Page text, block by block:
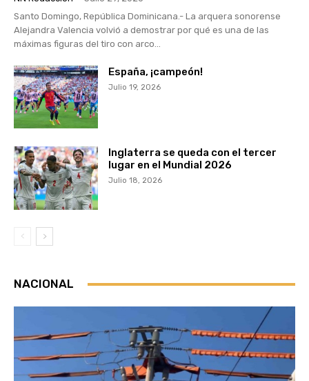
Santo Domingo, República Dominicana.- La arquera sonorense
Alejandra Valencia volvió a demostrar por qué es una de las
máximas figuras del tiro con arco...
España, ¡campeón!
Julio 19, 2026
Inglaterra se queda con el tercer
lugar en el Mundial 2026
Julio 18, 2026
NACIONAL